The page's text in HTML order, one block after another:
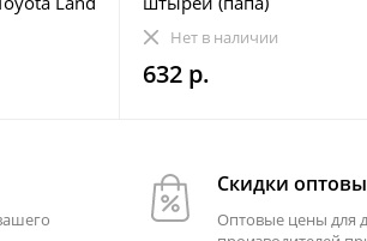
2023-
Нет в наличии
632 р.
Скидки
Оптовые цены для